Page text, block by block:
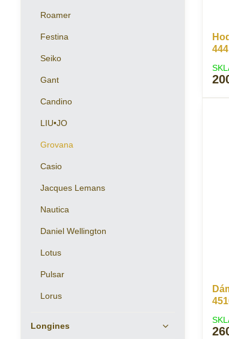
Roamer
Festina
Seiko
Gant
Candino
LIU•JO
Grovana
Casio
Jacques Lemans
Nautica
Daniel Wellington
Lotus
Pulsar
Lorus
Longines